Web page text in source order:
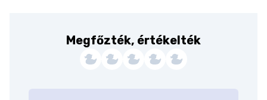
Megfőzték, értékelték